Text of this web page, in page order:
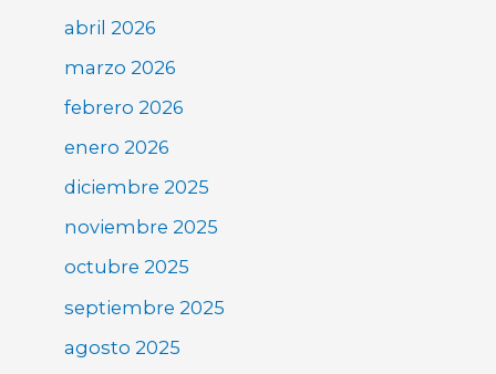
abril 2026
marzo 2026
febrero 2026
enero 2026
diciembre 2025
noviembre 2025
octubre 2025
septiembre 2025
agosto 2025